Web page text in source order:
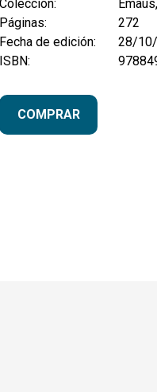
Colección:
Páginas:
272
Fecha de edición:
28/
ISBN:
COMPRAR